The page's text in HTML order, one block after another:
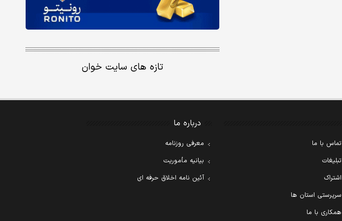
تازه های سایت خوان
تماس با ما
تبلیغات
اشتراک
سرپرستی استان ها
همکاری با ما
درباره ما
معرفی روزنامه
بیانیه مأموریت
آئین نامه اخلاق حرفه ای